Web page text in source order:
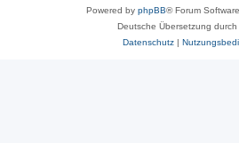
Powered by phpBB® Forum
Deutsche Übersetzung durch
Datenschutz|